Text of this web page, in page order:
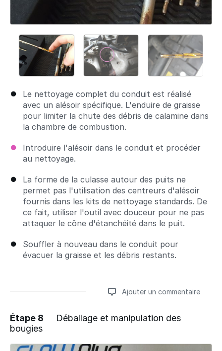
Le nettoyage complet du conduit est réalisé
avec un alésoir spécifique. L'enduire de graisse
pour limiter la chute des débris de calamine dans
la chambre de combustion.
Introduire l'alésoir dans le conduit et procéder
au nettoyage.
La forme de la culasse autour des puits ne
permet pas l'utilisation des centreurs d'alésoir
fournis dans les kits de nettoyage standards. De
ce fait, utiliser l'outil avec douceur pour ne pas
attaquer le cône d'étanchéité dans le puit.
Souffler à nouveau dans le conduit pour
évacuer la graisse et les débris restants.
Ajouter un commentaire
Étape 8
Déballage et manipulation des
bougies